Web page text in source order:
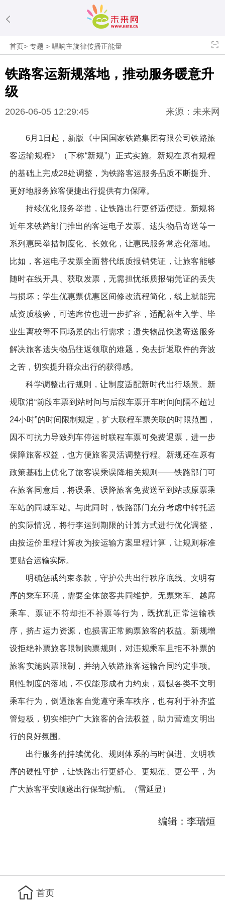
首页>专题 >唱响主旋律传播正能量
铁路客运新规落地，推动服务暖意升
级
2026-06-05 12:29:45 来源：未来网
6月1日起，新版《中国国家铁路集团有限公司铁路旅
客运输规程》（下称“新规”）正式实施。新规在原有规程
的基础上完成28处调整，为铁路客运服务品质不断提升、
更好地服务旅客便捷出行提供有力保障。
持续优化服务举措，让铁路出行更舒适便捷。新规将
近年来铁路部门推出的客运电子发票、遗失物品寄送等一
系列惠民举措制度化、长效化，让惠民服务常态化落地。
比如，客运电子发票全面替代纸质报销凭证，让旅客能够
随时在线开具、获取发票，无需担忧纸质报销凭证的丢失
与损坏；学生优惠票优惠区间修改流程简化，线上就能完
成资质核验，可选席位也进一步扩容，适配新生入学、毕
业生离校等不同场景的出行需求；遗失物品快递寄送服务
解决旅客遗失物品往返领取的难题，免去折返取件的奔波
之苦，切实提升群众出行的获得感。
科学调整出行规则，让制度适配新时代出行场景。新
规取消“前段车票到站时间与后段车票开车时间间隔不超过
24小时”的时间限制规定，扩大联程车票关联的时限范围，
因不可抗力导致列车停运时联程车票可免费退票，进一步
保障旅客权益，也方便旅客灵活调整行程。新规还在原有
政策基础上优化了旅客误乘误降相关规则——铁路部门可
在旅客同意后，将误乘、误降旅客免费送至到站或原票乘
车站的同城车站。与此同时，铁路部门充分考虑中转托运
的实际情况，将行李运到期限的计算方式进行优化调整，
由按运价里程计算改为按运输方案里程计算，让规则标准
更贴合运输实际。
明确惩戒约束条款，守护公共出行秩序底线。文明有
序的乘车环境，需要全体旅客共同维护。无票乘车、越席
乘车、票证不符却拒不补票等行为，既扰乱正常运输秩
序，挤占运力资源，也损害正常购票旅客的权益。新规增
设拒绝补票旅客限制购票规则，对违规乘车且拒不补票的
旅客实施购票限制，并纳入铁路旅客运输合同约定事项。
刚性制度的落地，不仅能形成有力约束，震慑各类不文明
乘车行为，倒逼旅客自觉遵守乘车秩序，也有利于补齐监
管短板，切实维护广大旅客的合法权益，助力营造文明出
行的良好氛围。
出行服务的持续优化、规则体系的与时俱进、文明秩
序的硬性守护，让铁路出行更舒心、更规范、更公平，为
广大旅客平安顺遂出行保驾护航。（雷延显）
编辑：李瑞烜
首页